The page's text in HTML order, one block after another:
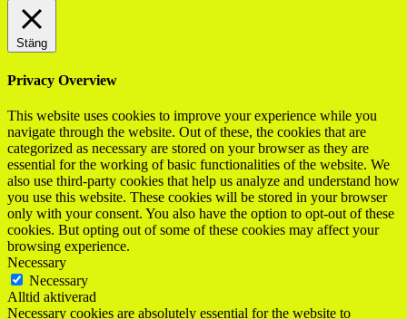
Stäng
Privacy Overview
This website uses cookies to improve your experience while you
navigate through the website. Out of these, the cookies that are
categorized as necessary are stored on your browser as they are
essential for the working of basic functionalities of the website. We
also use third-party cookies that help us analyze and understand how
you use this website. These cookies will be stored in your browser
only with your consent. You also have the option to opt-out of these
cookies. But opting out of some of these cookies may affect your
browsing experience.
Necessary
Necessary
Alltid aktiverad
Necessary cookies are absolutely essential for the website to